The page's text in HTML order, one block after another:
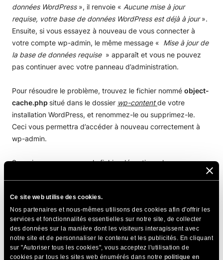
Ce site web utilise des cookies.
Nos partenaires et nous-mêmes utilisons des cookies afin d'offrir les
services et fonctionnalités essentielles sur notre site, de collecter
des données sur la manière dont les visiteurs interagissent avec
notre site et de personnaliser le contenu et les publicités. En cliquant
sur "Autoriser tous les cookies", vous acceptez l'utilisation de
cookies par tous les sites web énumérés dans notre politique en
données WordPress », il renvoie « Aucune mise à jour
requise, votre base de données WordPress est déjà à jour».
Ensuite, si vous essayez à nouveau de vous connecter à
votre compte wp-admin, le même message « Mise à jour de
la base de données requise » apparaît et vous ne pouvez
pas continuer avec votre panneau d’administration.
Pour résoudre le problème, trouvez le fichier nommé object-
cache.php situé dans le dossier wp-contentde votre
installation WordPress, et renommez-le ou supprimez-le.
Ceci vous permettra d’accéder à nouveau correctement à
wp-admin.
Supprimer ou renommer le fichier désactivera la
web. Si vous utilisez notre plugin
vous pouvez réactiver l’utilisation de Memcached sur votre
WordPress en suivant les étapes dece tutoriel.
PARTAGER CET ARTICLE